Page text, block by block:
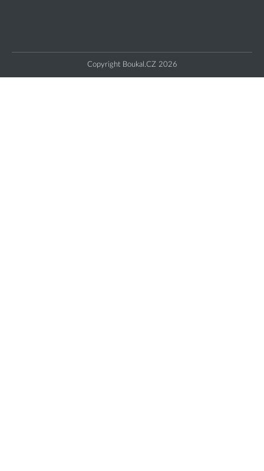
Copyright Boukal.CZ 2026